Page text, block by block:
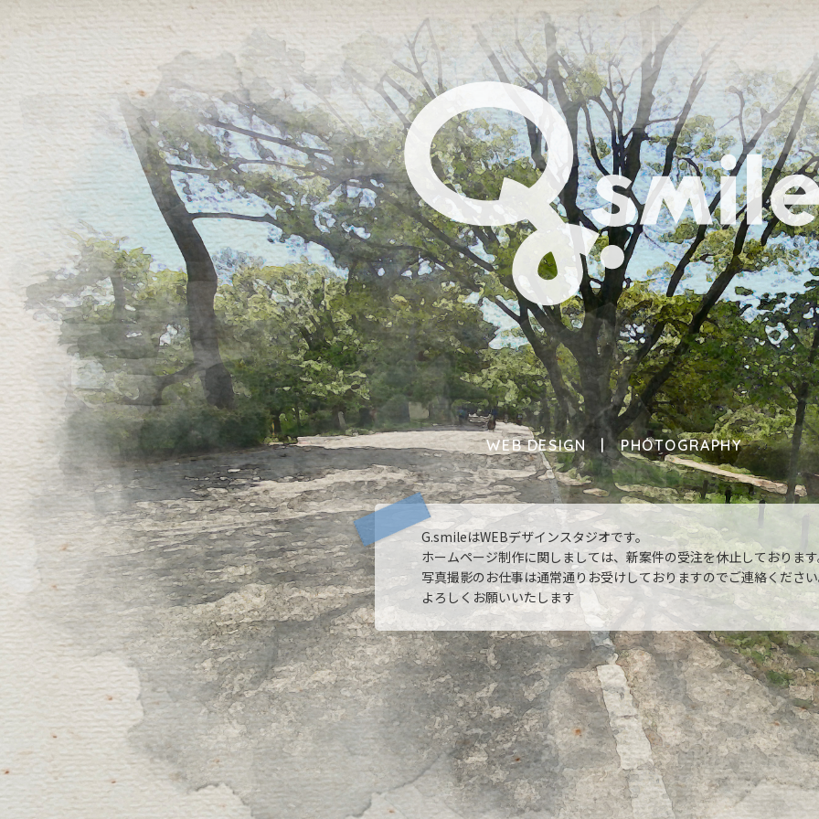
WEB DESIGN PHOTOGRAPHY
G.smileはWEBデザインスタジオです。
ホームページ制作に関しましては、新案件の受注を休止しておりま
写真撮影のお仕事は通常通りお受けしておりますのでご連絡くださ
よろしくお願いいたします